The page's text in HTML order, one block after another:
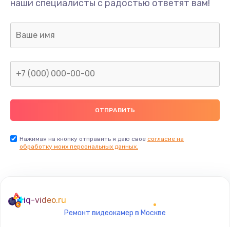
Ремонт предварительных цепей усиления (для
активных сабвуферов)
Ремонт после залития
Заказать
1400 руб.
наши специалисты с радостью ответят вам!
Нажимая на кнопку отправить я даю свое согласие на
обработку моих персональных данных.
iq-video.ru
Ремонт видеокамер в Москве